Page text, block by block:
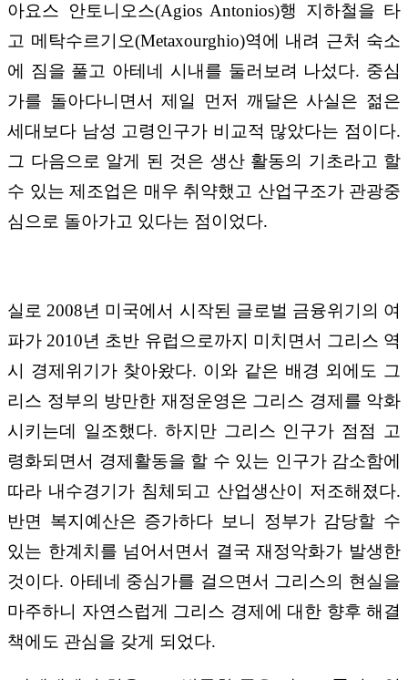
아요스 안토니오스(Agios Antonios)행 지하철을 타
고 메탁수르기오(Metaxourghio)역에 내려 근처 숙소
에 짐을 풀고 아테네 시내를 둘러보려 나섰다. 중심
가를 돌아다니면서 제일 먼저 깨달은 사실은 젊은
세대보다 남성 고령인구가 비교적 많았다는 점이다.
그 다음으로 알게 된 것은 생산 활동의 기초라고 할
수 있는 제조업은 매우 취약했고 산업구조가 관광중
심으로 돌아가고 있다는 점이었다.
실로 2008년 미국에서 시작된 글로벌 금융위기의 여
파가 2010년 초반 유럽으로까지 미치면서 그리스 역
시 경제위기가 찾아왔다. 이와 같은 배경 외에도 그
리스 정부의 방만한 재정운영은 그리스 경제를 악화
시키는데 일조했다. 하지만 그리스 인구가 점점 고
령화되면서 경제활동을 할 수 있는 인구가 감소함에
따라 내수경기가 침체되고 산업생산이 저조해졌다.
반면 복지예산은 증가하다 보니 정부가 감당할 수
있는 한계치를 넘어서면서 결국 재정악화가 발생한
것이다. 아테네 중심가를 걸으면서 그리스의 현실을
마주하니 자연스럽게 그리스 경제에 대한 향후 해결
책에도 관심을 갖게 되었다.